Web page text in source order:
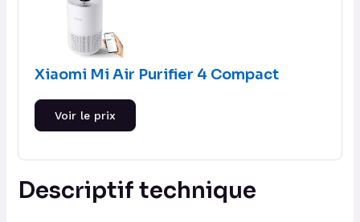
Xiaomi Mi Air Purifier 4 Compact
Voir le prix
Descriptif technique